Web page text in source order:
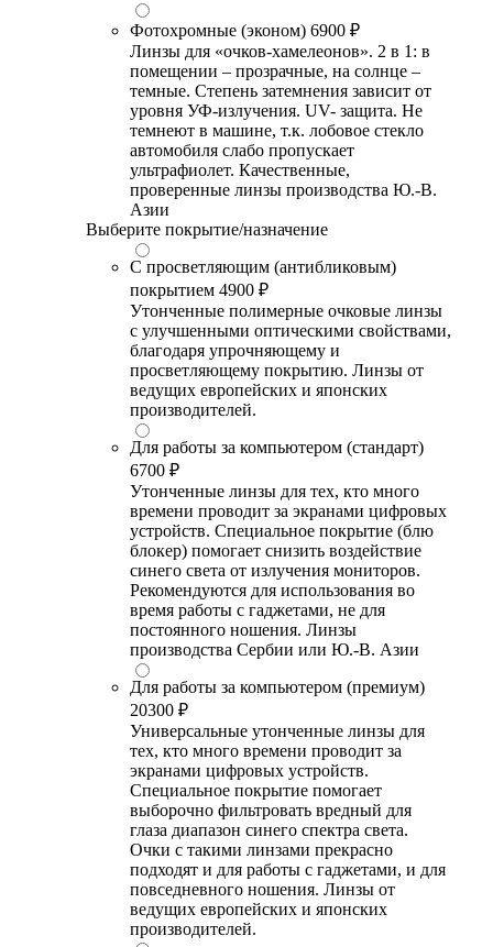
Фотохромные (эконом) 6900 ₽
Линзы для «очков-хамелеонов». 2 в 1: в
помещении – прозрачные, на солнце –
темные. Степень затемнения зависит от
уровня УФ-излучения. UV- защита. Не
темнеют в машине, т.к. лобовое стекло
автомобиля слабо пропускает
ультрафиолет. Качественные,
проверенные линзы производства Ю.-В.
Азии
Выберите покрытие/назначение
С просветляющим (антибликовым)
покрытием 4900 ₽
Утонченные полимерные очковые линзы
с улучшенными оптическими свойствами,
благодаря упрочняющему и
просветляющему покрытию. Линзы от
ведущих европейских и японских
производителей.
Для работы за компьютером (стандарт)
6700 ₽
Утонченные линзы для тех, кто много
времени проводит за экранами цифровых
устройств. Специальное покрытие (блю
блокер) помогает снизить воздействие
синего света от излучения мониторов.
Рекомендуются для использования во
время работы с гаджетами, не для
постоянного ношения. Линзы
производства Сербии или Ю.-В. Азии
Для работы за компьютером (премиум)
20300 ₽
Универсальные утонченные линзы для
тех, кто много времени проводит за
экранами цифровых устройств.
Специальное покрытие помогает
выборочно фильтровать вредный для
глаза диапазон синего спектра света.
Очки с такими линзами прекрасно
подходят и для работы с гаджетами, и для
повседневного ношения. Линзы от
ведущих европейских и японских
производителей.